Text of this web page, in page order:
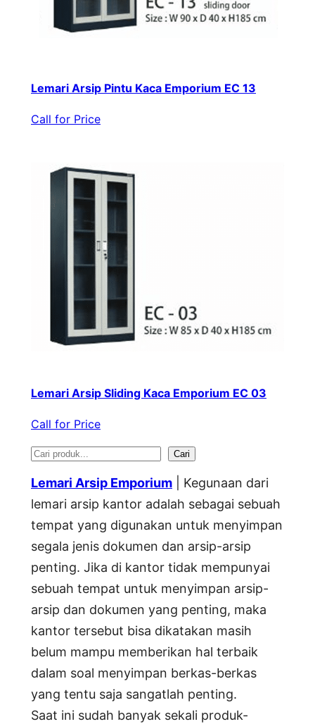
Lemari Arsip Pintu Kaca Emporium EC 13
Call for Price
Lemari Arsip Sliding Kaca Emporium EC 03
Call for Price
S
e
a
r
c
h
Cari
Lemari Arsip Emporium | Kegunaan dari
lemari arsip kantor adalah sebagai sebuah
tempat yang digunakan untuk menyimpan
segala jenis dokumen dan arsip-arsip
penting. Jika di kantor tidak mempunyai
sebuah tempat untuk menyimpan arsip-
arsip dan dokumen yang penting, maka
kantor tersebut bisa dikatakan masih
belum mampu memberikan hal terbaik
dalam soal menyimpan berkas-berkas
yang tentu saja sangatlah penting.
Saat ini sudah banyak sekali produk-